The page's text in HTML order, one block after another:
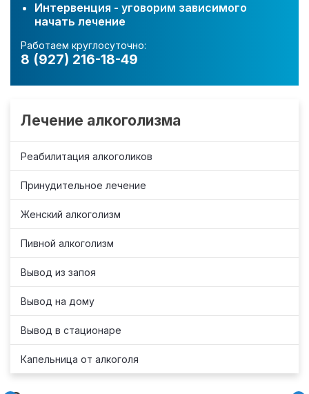
Интервенция - уговорим зависимого
начать лечение
Работаем круглосуточно:
8 (927) 216-18-49
Лечение алкоголизма
Реабилитация алкоголиков
Принудительное лечение
Женский алкоголизм
Пивной алкоголизм
Вывод из запоя
Вывод на дому
Вывод в стационаре
Капельница от алкоголя